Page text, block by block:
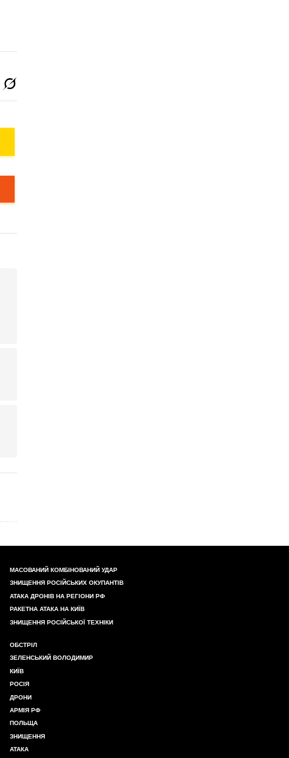
МАСОВАНИЙ КОМБІНОВАНИЙ УДАР
ЗНИЩЕННЯ РОСІЙСЬКИХ ОКУПАНТІВ
АТАКА ДРОНІВ НА РЕГІОНИ РФ
РАКЕТНА АТАКА НА КИЇВ
ЗНИЩЕННЯ РОСІЙСЬКОЇ ТЕХНІКИ
ОБСТРІЛ
ЗЕЛЕНСЬКИЙ ВОЛОДИМИР
КИЇВ
РОСІЯ
ДРОНИ
АРМІЯ РФ
ПОЛЬЩА
ЗНИЩЕННЯ
АТАКА